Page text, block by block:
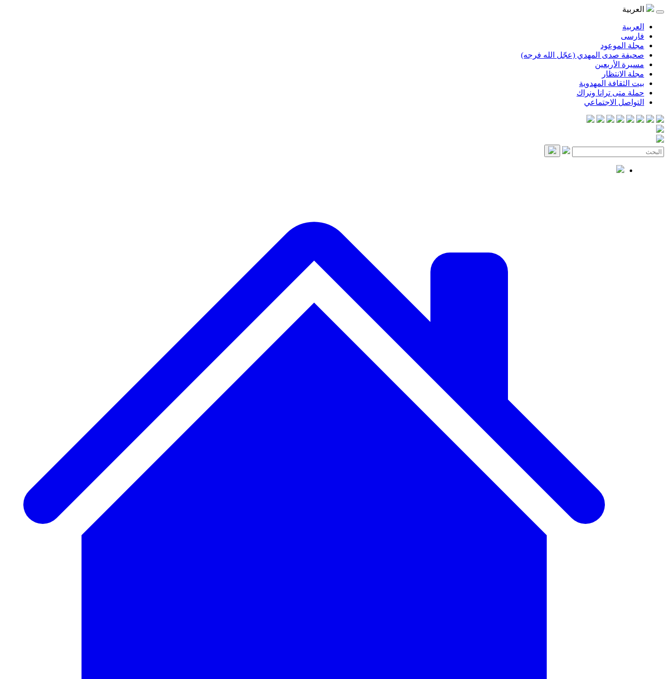
العربية
العربية
فارسی
مجلة الموعود
صحيفة صدى المهدي (عجّل الله فرجه)
مسيرة الأربعين
مجلة الانتظار
بيت الثقافة المهدوية
حملة متى ترانا ونراك
التواصل الاجتماعي